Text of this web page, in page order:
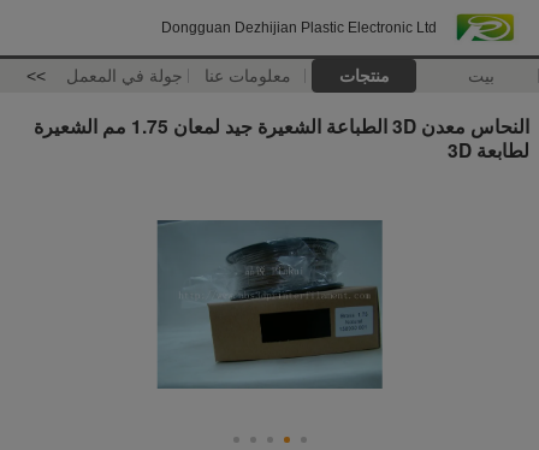
Dongguan Dezhijian Plastic Electronic Ltd
بيت منتجات معلومات عنا جولة في المعمل >>
النحاس معدن 3D الطباعة الشعيرة جيد لمعان 1.75 مم الشعيرة
لطابعة 3D